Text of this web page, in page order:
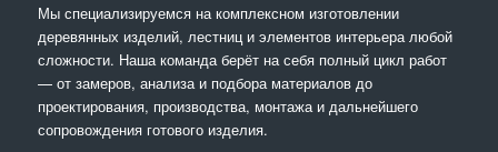
Мы специализируемся на комплексном изготовлении
деревянных изделий, лестниц и элементов интерьера любой
сложности. Наша команда берёт на себя полный цикл работ
— от замеров, анализа и подбора материалов до
проектирования, производства, монтажа и дальнейшего
сопровождения готового изделия.